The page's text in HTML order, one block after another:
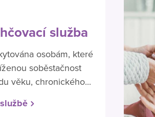
služba
osobám, které
soběstačnost
věku, chronického...